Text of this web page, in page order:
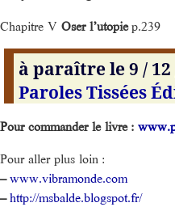
Chapitre V Oser l’utopiep.239
à paraître le 9 / 12
Paroles Tissées
Pour commander le livre :
Pour aller plus loin :
–www.vibramonde.com
–http://msbalde.blogspot.fr/